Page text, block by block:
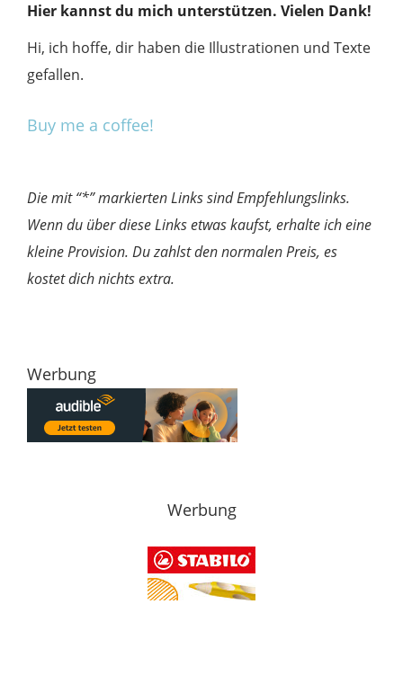
Hier kannst du mich unterstützen. Vielen Dank!
Hi, ich hoffe, dir haben die Illustrationen und Texte
gefallen.
Buy me a coffee!
Die mit “*” markierten Links sind Empfehlungslinks.
Wenn du über diese Links etwas kaufst, erhalte ich eine
kleine Provision. Du zahlst den normalen Preis, es
kostet dich nichts extra.
Werbung
Werbung